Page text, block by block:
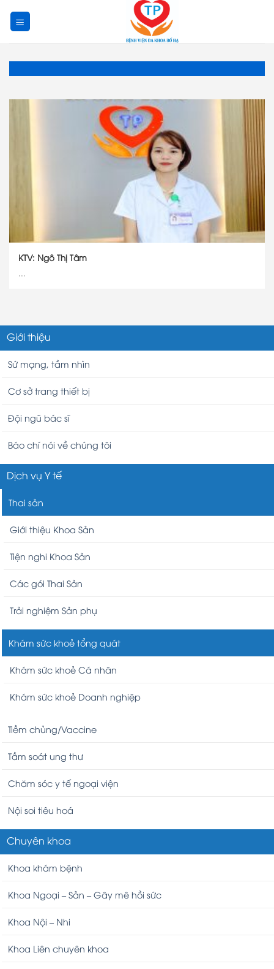
KTV: Ngô Thị Tâm
Giới thiệu
Sứ mạng, tầm nhìn
Cơ sở trang thiết bị
Đội ngũ bác sĩ
Báo chí nói về chúng tôi
Dịch vụ Y tế
Thai sản
Giới thiệu Khoa Sản
Tiện nghi Khoa Sản
Các gói Thai Sản
Trải nghiệm Sản phụ
Khám sức khoẻ tổng quát
Khám sức khoẻ Cá nhân
Khám sức khoẻ Doanh nghiệp
Tiềm chủng/Vaccine
Tầm soát ung thư
Chăm sóc y tế ngoại viện
Nội soi tiêu hoá
Chuyên khoa
Khoa khám bệnh
Khoa Ngoại – Sản – Gây mê hồi sức
Khoa Nội – Nhi
Khoa Liên chuyên khoa